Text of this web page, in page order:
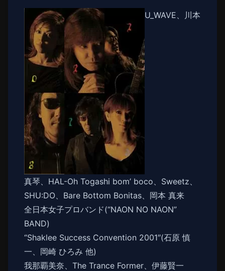
U_WAVE、川本
真琴、HAL-Oh Togashi bom’ boco、Sweetz、
SHU:DO、Bare Bottom Bonitas、岡本 真来
全日本女子プロバンド(“NAON NO NAON”
BAND)
“Shaklee Success Convention 2001″(石原 慎
一、岡崎 ひろみ 他)
我那覇美奈、The Trance Former、伊藤賢一